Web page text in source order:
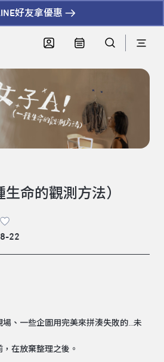
好友拿優惠
命的觀測方法）
22
、一些企圖用完美來拼湊失敗的...未
在放棄整理之後。